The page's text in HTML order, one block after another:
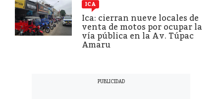
ICA
Ica: cierran nueve locales de
venta de motos por ocupar la
vía pública en la Av. Túpac
Amaru